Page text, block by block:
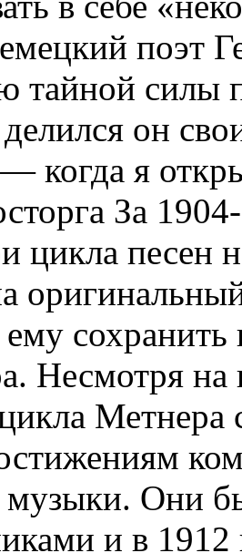
поэт
тайной силы
он
когда я
За
цикла песен
сохранить
Несмотря
Метнера
музыки. Они
и в